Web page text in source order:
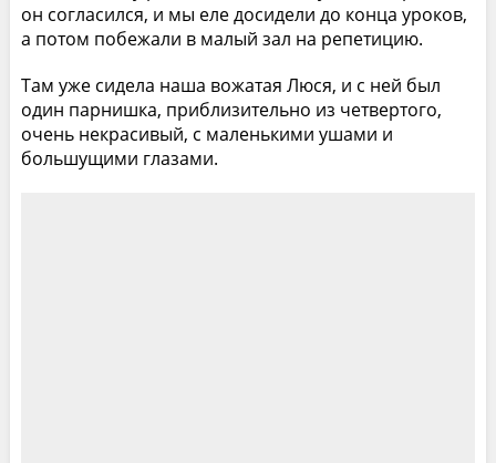
он согласился, и мы еле досидели до конца уроков,
а потом побежали в малый зал на репетицию.
Там уже сидела наша вожатая Люся, и с ней был
один парнишка, приблизительно из четвертого,
очень некрасивый, с маленькими ушами и
большущими глазами.